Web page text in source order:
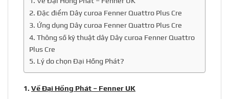
2. Đặc điểm Dây curoa Fenner Quattro Plus Cre
3. Ứng dụng Dây curoa Fenner Quattro Plus Cre
4. Thông số kỹ thuật dây Dây curoa Fenner Quattro
Plus Cre
5. Lý do chọn Đại Hồng Phát?
1. Về Đại Hồng Phát – Fenner UK